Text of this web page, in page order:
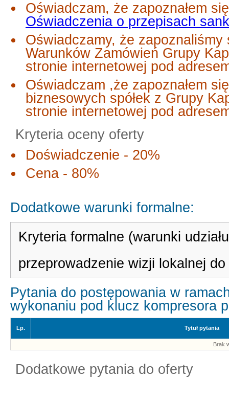
Oświadczam, że zapoznałem
Oświadczenia o przepisach
Oświadczamy, że
Warunków Zamówień Grupy
stronie internetowej pod
Oświadczam ,że zapoznałem
biznesowych spółek z Grupy
stronie internetowej pod
Kryteria oceny oferty
Doświadczenie - 20%
Cena - 80%
Dodatkowe warunki formalne:
Kryteria formalne (warunki
przeprowadzenie wizji lokalnej
Pytania do postępowania w
wykonaniu pod klucz kompresora
Lp. Tytuł pytania
Brak
Dodatkowe pytania do oferty